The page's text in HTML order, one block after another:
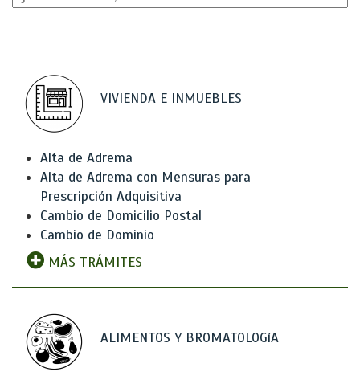
VIVIENDA E INMUEBLES
Alta de Adrema
Alta de Adrema con Mensuras para
Prescripción Adquisitiva
Cambio de Domicilio Postal
Cambio de Dominio
MÁS TRÁMITES
ALIMENTOS Y BROMATOLOGíA